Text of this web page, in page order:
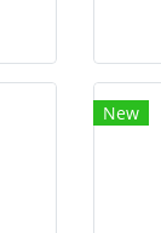
New